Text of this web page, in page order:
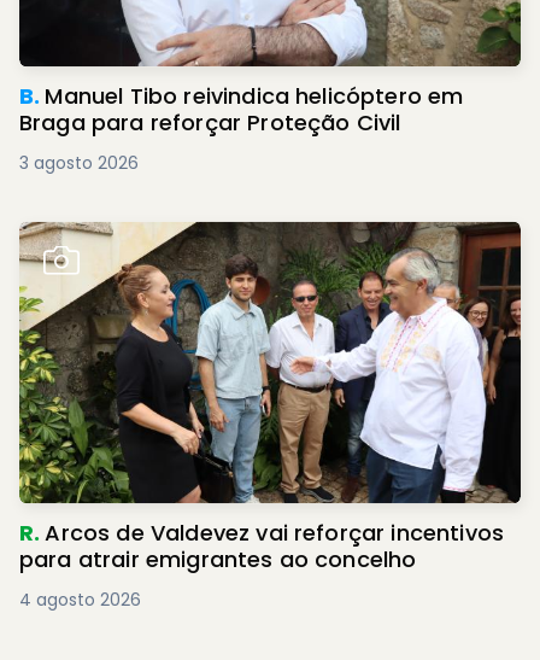
B. Manuel Tibo reivindica helicóptero em
Braga para reforçar Proteção Civil
3 agosto 2026
R.Arcos de Valdevez vai reforçar incentivos
para atrair emigrantes ao concelho
4 agosto 2026